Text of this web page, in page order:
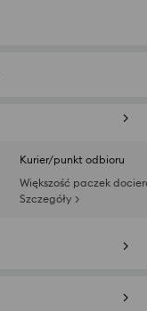
Kurier/punkt odbioru
Większość paczek
Szczegóły >